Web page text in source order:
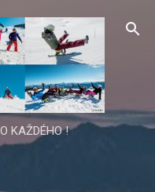
obsah
KAŽDÉHO !